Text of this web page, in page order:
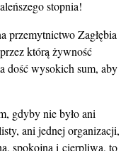
stopnia!
przemytnictwo Zagłębia
którą żywność
dość wysokich sum, aby
gdyby nie było ani
ani jednej organizacji,
spokojną i cierpliwą, to